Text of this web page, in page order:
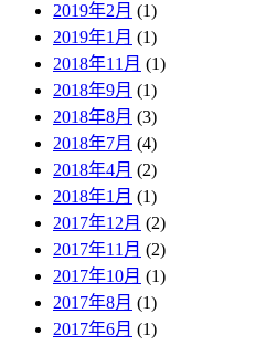
2019年2月 (1)
2019年1月 (1)
2018年11月 (1)
2018年9月 (1)
2018年8月 (3)
2018年7月 (4)
2018年4月 (2)
2018年1月 (1)
2017年12月 (2)
2017年11月 (2)
2017年10月 (1)
2017年8月 (1)
2017年6月 (1)